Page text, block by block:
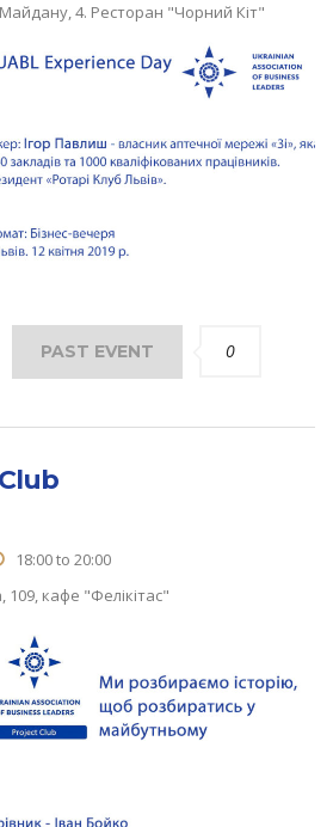
Майдану, 4. Ресторан "Чорний Кіт"
PAST EVENT 0
18:00 to 20:00
109, кафе "Фелікітас"